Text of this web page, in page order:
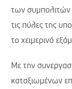
των συμπολιτών
τις πύλες της
το χειμερινό
Με την
καταξιωμένων